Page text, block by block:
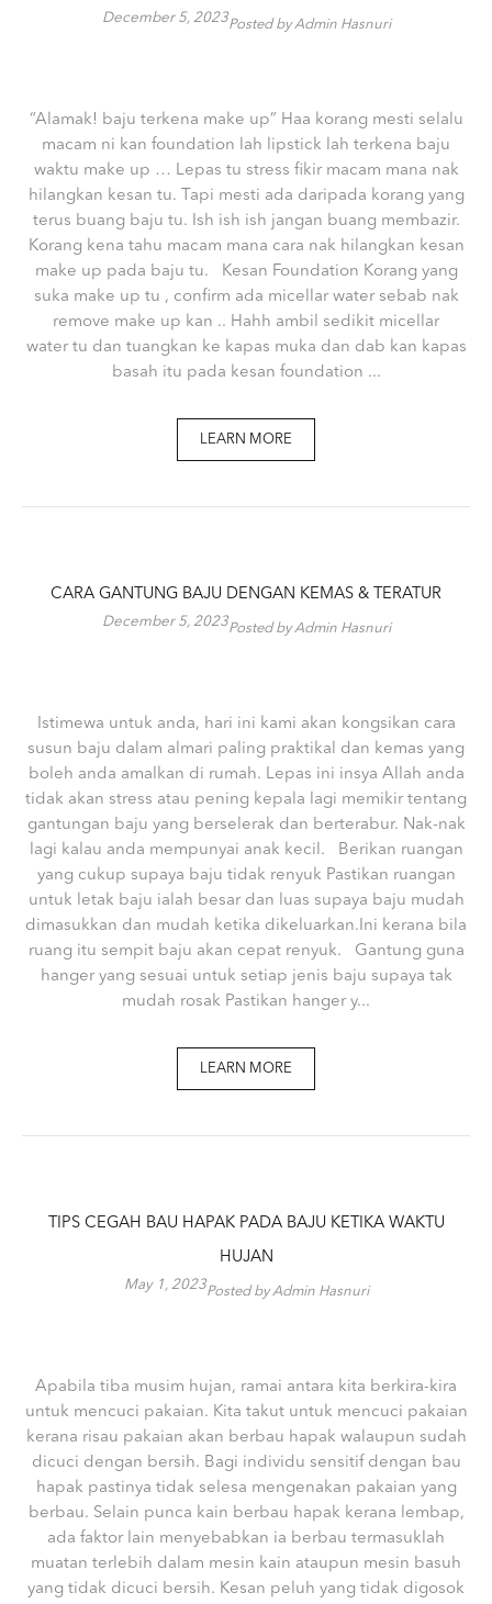
December 5, 2023Posted by Admin Hasnuri
“Alamak! baju terkena make up” Haa korang mesti selalu
macam ni kan foundation lah lipstick lah terkena baju
waktu make up … Lepas tu stress fikir macam mana nak
hilangkan kesan tu. Tapi mesti ada daripada korang yang
terus buang baju tu. Ish ish ish jangan buang membazir.
Korang kena tahu macam mana cara nak hilangkan kesan
make up pada baju tu. Kesan Foundation Korang yang
suka make up tu , confirm ada micellar water sebab nak
remove make up kan .. Hahh ambil sedikit micellar
water tu dan tuangkan ke kapas muka dan dab kan kapas
basah itu pada kesan foundation ...
LEARN MORE
CARA GANTUNG BAJU DENGAN KEMAS & TERATUR
December 5, 2023Posted by Admin Hasnuri
Istimewa untuk anda, hari ini kami akan kongsikan cara
susun baju dalam almari paling praktikal dan kemas yang
boleh anda amalkan di rumah. Lepas ini insya Allah anda
tidak akan stress atau pening kepala lagi memikir tentang
gantungan baju yang berselerak dan berterabur. Nak-nak
lagi kalau anda mempunyai anak kecil. Berikan ruangan
yang cukup supaya baju tidak renyuk Pastikan ruangan
untuk letak baju ialah besar dan luas supaya baju mudah
dimasukkan dan mudah ketika dikeluarkan.Ini kerana bila
ruang itu sempit baju akan cepat renyuk. Gantung guna
hanger yang sesuai untuk setiap jenis baju supaya tak
mudah rosak Pastikan hanger y...
LEARN MORE
TIPS CEGAH BAU HAPAK PADA BAJU KETIKA WAKTU
HUJAN
May 1, 2023Posted by Admin Hasnuri
Apabila tiba musim hujan, ramai antara kita berkira-kira
untuk mencuci pakaian. Kita takut untuk mencuci pakaian
kerana risau pakaian akan berbau hapak walaupun sudah
dicuci dengan bersih. Bagi individu sensitif dengan bau
hapak pastinya tidak selesa mengenakan pakaian yang
berbau. Selain punca kain berbau hapak kerana lembap,
ada faktor lain menyebabkan ia berbau termasuklah
muatan terlebih dalam mesin kain ataupun mesin basuh
yang tidak dicuci bersih. Kesan peluh yang tidak digosok